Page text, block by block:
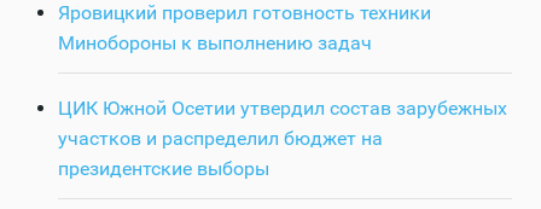
Яровицкий проверил готовность техники
Минобороны к выполнению задач
ЦИК Южной Осетии утвердил состав зарубежных
участков и распределил бюджет на
президентские выборы